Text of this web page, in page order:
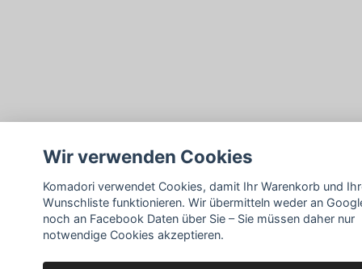
Wir verwenden Cookies
Komadori verwendet Cookies, damit Ihr Warenkorb und
Wunschliste funktionieren. Wir übermitteln weder an
noch an Facebook Daten über Sie – Sie müssen daher nur
notwendige Cookies akzeptieren.